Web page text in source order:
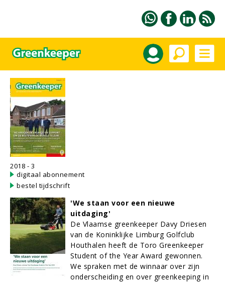
2018 - 3
digitaal abonnement
bestel tijdschrift
'We staan voor een nieuwe
uitdaging'
De Vlaamse greenkeeper Davy Driesen
van de Koninklijke Limburg Golfclub
Houthalen heeft de Toro Greenkeeper
Student of the Year Award gewonnen.
We spraken met de winnaar over zijn
onderscheiding en over greenkeeping in